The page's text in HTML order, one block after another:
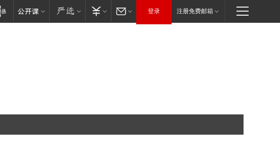
登录 注册免费邮箱